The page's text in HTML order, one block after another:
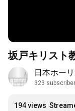
坂戸キリスト
日本ホー
323
194 views